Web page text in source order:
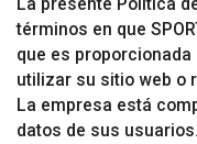
términos en que
que es
utilizar su sitio web o
La empresa está
datos de sus